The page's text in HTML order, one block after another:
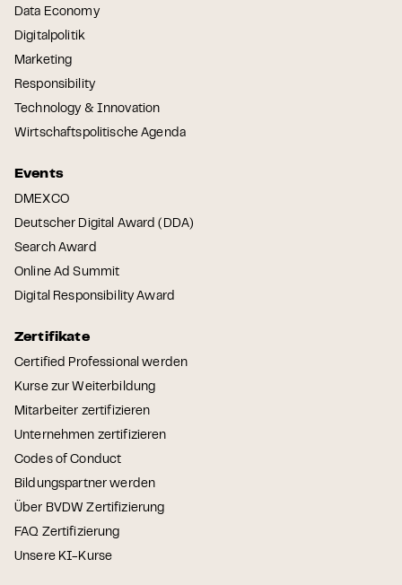
Data Economy
Digitalpolitik
Marketing
Responsibility
Technology & Innovation
Wirtschaftspolitische Agenda
Events
DMEXCO
Deutscher Digital Award (DDA)
Search Award
Online Ad Summit
Digital Responsibility Award
Zertifikate
Certified Professional werden
Kurse zur Weiterbildung
Mitarbeiter zertifizieren
Unternehmen zertifizieren
Codes of Conduct
Bildungspartner werden
Über BVDW Zertifizierung
FAQ Zertifizierung
Unsere KI-Kurse